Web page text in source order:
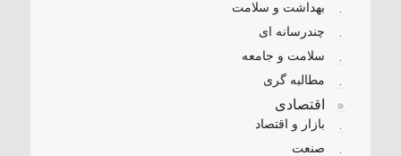
بهداشت و سلامت
چندرسانه ای
سلامت و جامعه
مطالبه گری
اقتصادی
بازار و اقتصاد
صنعت